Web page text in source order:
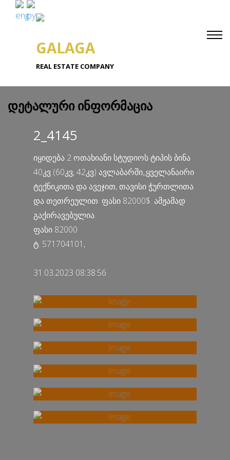
GALAGA
REAL ESTATE COMPANY
დეტალური ინფორმაცია
2_4145
იყიდება 2 ოთახიანი სტუდიოს ტიპის ბინა
40კვ (60კვ, 42კვ) ავლაბარში,,ყველანაირი
ტექნიკითა და ავეჯით, თავისი ჭურთლითა
და თეთრეულით. ფასი 82000$. ამჟამად
გაქირავებულია.
ფასი 82000
ტ. 571704101,
31.03.2023 08:38:56